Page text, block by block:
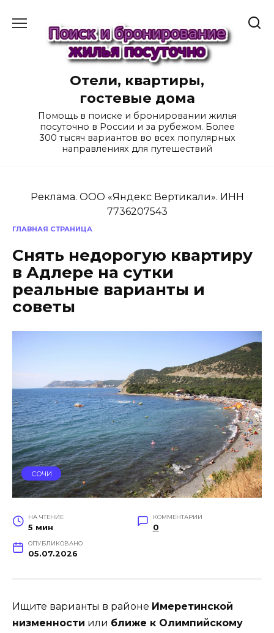
содержанию
Отели, квартиры,
гостевые дома
Помощь в поиске и бронировании жилья
посуточно в России и за рубежом. Более
300 тысяч вариантов во всех популярных
направлениях для путешествий
Реклама. ООО «Яндекс Вертикали». ИНН
7736207543
ГЛАВНАЯ СТРАНИЦА
Снять недорогую квартиру
в Адлере на сутки
реальные варианты и
советы
СОЧИ
НА ЧТЕНИЕ
5 мин
КОММЕНТАРИИ
0
ОПУБЛИКОВАНО
05.07.2026
Ищите варианты в районе Имеретинской
низменности или ближе к Олимпийскому